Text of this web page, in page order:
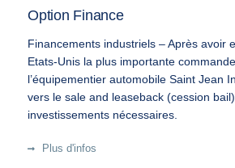
Option Finance
Financements industriels – Après avoir
Etats-Unis la plus importante
l’équipementier automobile Saint Jean
vers le sale and leaseback (cession
investissements nécessaires.
Plus d'infos